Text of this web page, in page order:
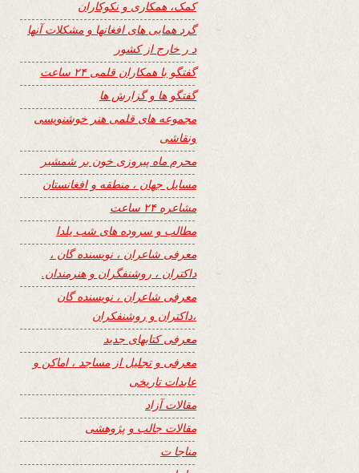
کمک، همکاری و نکوکاران
گرد همایی های افغانها و مشکلات آنها
د ر خارج از کشور
گفتگو با همکاران قلمی ۲۴ ساعت
گفتگو ها و گزارش ها
مجموعه های قلمی هنر خوشنویسی
ونقاشی
محرم ماه پیروزی خون بر شمشیر
مسایل جهان ، منطقه و افغانستان
مشاعره ۲۴ ساعت
مطالب و سروده های شب یلدا
معرفی شاعران ، نویسنده گان ،
داکتران ، روشنفگران و هنرمندان.
معرفی شاعران ، نویسنده گان
،داکتران و روشنفکران
معرفی کتابهای جدید
معرفی و تجلیل از مساجد ، اماکن و
عابدات تاریخی
مقالات آزاد
مقالات جالب و پژوهشی
مناجا ت